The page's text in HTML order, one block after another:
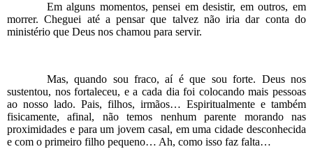
Em alguns momentos, pensei em desistir, em outros, em
morrer. Cheguei até a pensar que talvez não iria dar conta do
ministério que Deus nos chamou para servir.
Mas, quando sou fraco, aí é que sou forte. Deus nos
sustentou, nos fortaleceu, e a cada dia foi colocando mais pessoas
ao nosso lado. Pais, filhos, irmãos… Espiritualmente e também
fisicamente, afinal, não temos nenhum parente morando nas
proximidades e para um jovem casal, em uma cidade desconhecida
e com o primeiro filho pequeno… Ah, como isso faz falta…